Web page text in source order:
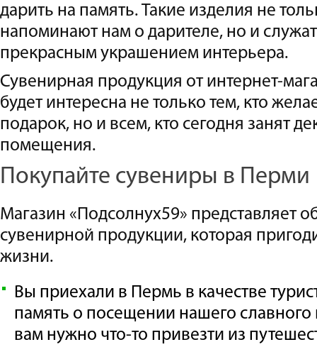
дарить на память. Такие изделия не
напоминают нам о дарителе, но и
прекрасным украшением интерьера.
Сувенирная продукция от интернет-
будет интересна не только тем, кто
подарок, но и всем, кто сегодня занят
помещения.
Покупайте сувениры в Перми
Магазин «Подсолнух59» представляет
сувенирной продукции, которая
жизни.
Вы приехали в Пермь в качестве
память о посещении нашего славного
вам нужно что-то привезти из